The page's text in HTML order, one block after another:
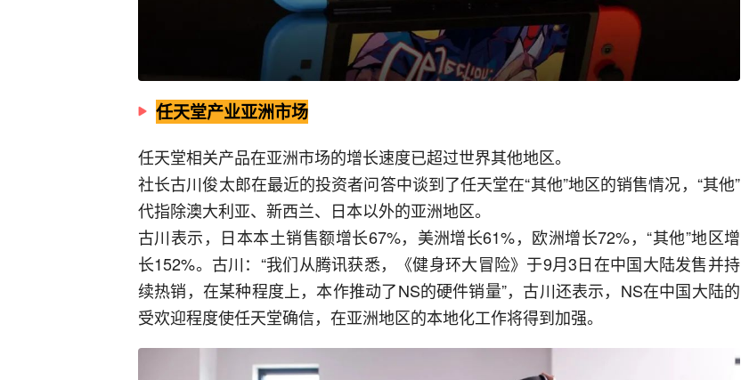
任天堂产业亚洲市场
任天堂相关产品在亚洲市场的增长速度已超过世界其他地区。
社长古川俊太郎在最近的投资者问答中谈到了任天堂在“其他”地区的销售情况，“其他”
代指除澳大利亚、新西兰、日本以外的亚洲地区。
古川表示，日本本土销售额增长67%，美洲增长61%，欧洲增长72%，“其他”地区增
长152%。古川：“我们从腾讯获悉，《健身环大冒险》于9月3日在中国大陆发售并持
续热销，在某种程度上，本作推动了NS的硬件销量”，古川还表示，NS在中国大陆的
受欢迎程度使任天堂确信，在亚洲地区的本地化工作将得到加强。